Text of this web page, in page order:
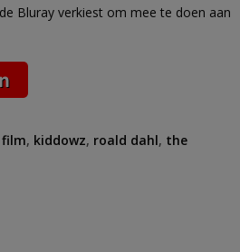
Bluray verkiest om mee te doen aan
film, kiddowz, roald dahl, the